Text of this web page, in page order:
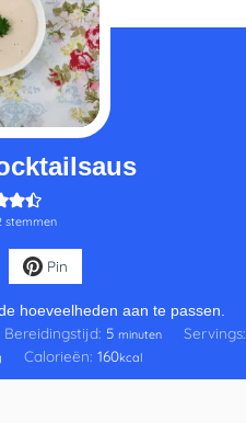
stemmen
Pin
hoeveelheden aan te passen.
Bereidingstijd: 5 minuten
Calorieën: 160kcal